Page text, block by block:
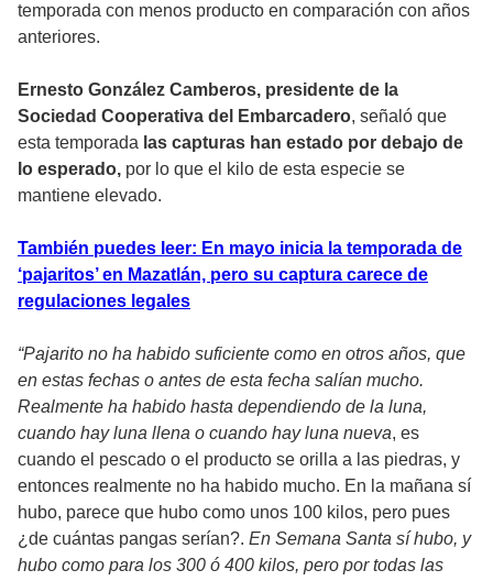
temporada con menos producto en comparación con años
anteriores.
Ernesto González Camberos, presidente de la
Sociedad Cooperativa del Embarcadero, señaló que
esta temporada las capturas han estado por debajo de
lo esperado, por lo que el kilo de esta especie se
mantiene elevado.
También puedes leer: En mayo inicia la temporada de
‘pajaritos’ en Mazatlán, pero su captura carece de
regulaciones legales
“Pajarito no ha habido suficiente como en otros años, que
en estas fechas o antes de esta fecha salían mucho.
Realmente ha habido hasta dependiendo de la luna,
cuando hay luna llena o cuando hay luna nueva, es
cuando el pescado o el producto se orilla a las piedras, y
entonces realmente no ha habido mucho. En la mañana sí
hubo, parece que hubo como unos 100 kilos, pero pues
¿de cuántas pangas serían?. En Semana Santa sí hubo, y
hubo como para los 300 ó 400 kilos, pero por todas las